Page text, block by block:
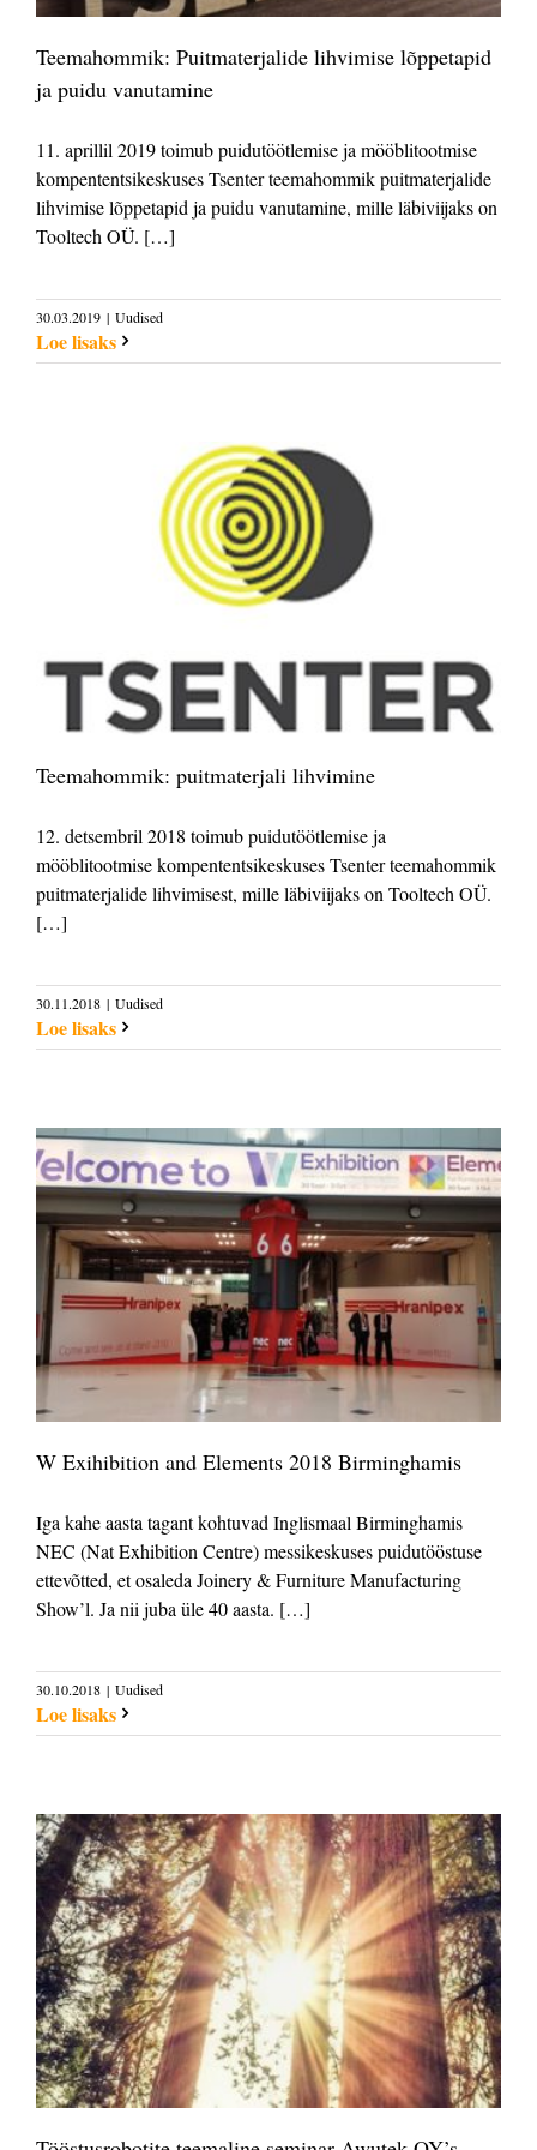
Teemahommik: Puitmaterjalide lihvimise lõppetapid
ja puidu vanutamine
11. aprillil 2019 toimub puidutöötlemise ja mööblitootmise
kompententsikeskuses Tsenter teemahommik puitmaterjalide
lihvimise lõppetapid ja puidu vanutamine, mille läbiviijaks on
Tooltech OÜ. […]
30.03.2019 | Uudised
Loe lisaks
Teemahommik: puitmaterjali lihvimine
12. detsembril 2018 toimub puidutöötlemise ja
mööblitootmise kompententsikeskuses Tsenter teemahommik
puitmaterjalide lihvimisest, mille läbiviijaks on Tooltech OÜ.
[…]
30.11.2018 | Uudised
Loe lisaks
W Exihibition and Elements 2018 Birminghamis
Iga kahe aasta tagant kohtuvad Inglismaal Birminghamis
NEC (Nat Exhibition Centre) messikeskuses puidutööstuse
ettevõtted, et osaleda Joinery & Furniture Manufacturing
Show’l. Ja nii juba üle 40 aasta. […]
30.10.2018 | Uudised
Loe lisaks